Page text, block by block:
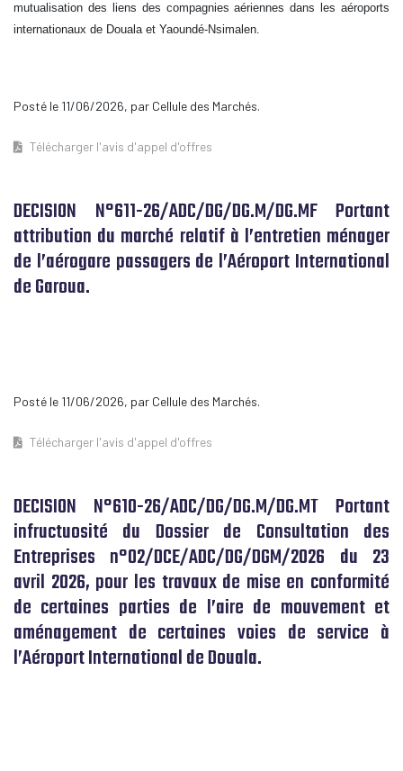
mutualisation des liens des compagnies aériennes dans
les aéroports
internationaux de Douala et Yaoundé-Nsimalen.
Posté le 11/06/2026, par Cellule des Marchés.
Télécharger l'avis d'appel d'offres
DECISION N°611-26/ADC/DG/DG.M/DG.MF Portant
attribution du marché relatif à l’entretien ménager
de l’aérogare passagers de l’Aéroport International
de Garoua.
Posté le 11/06/2026, par Cellule des Marchés.
Télécharger l'avis d'appel d'offres
DECISION N°610-26/ADC/DG/DG.M/DG.MT Portant
infructuosité du Dossier de Consultation des
Entreprises n°02/DCE/ADC/DG/DGM/2026 du 23
avril 2026, pour les travaux de mise en conformité
de certaines parties de l’aire de mouvement et
aménagement de certaines voies de service à
l’Aéroport International de Douala.